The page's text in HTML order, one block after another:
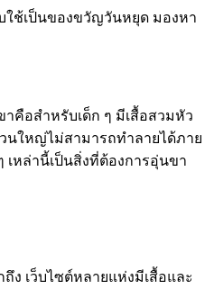
ใช้เป็นของขวัญวันหยุด มองหา
คือสำหรับเด็ก ๆ มีเสื้อสวมหัว
นใหญ่ไม่สามารถทำลายได้ภาย
หล่านี้เป็นสิ่งที่ต้องการอุ่นขา
เว็บไซต์หลายแห่งมีเสื้อและ